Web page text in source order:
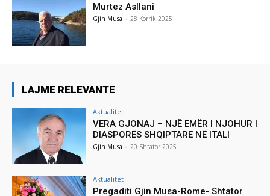
Murtez Asllani
Gjin Musa - 28 Korrik 2025
LAJME RELEVANTE
Aktualitet
VERA GJONAJ – NJË EMËR I NJOHUR I
DIASPORËS SHQIPTARE NË ITALI
Gjin Musa - 20 Shtator 2025
Aktualitet
Pregaditi Gjin Musa-Rome- Shtator